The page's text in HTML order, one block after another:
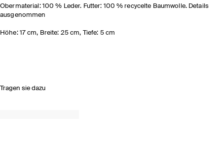
Obermaterial: 100 % Leder. Futter: 100 % recycelte Baumwolle. Details
ausgenommen
Höhe: 17 cm, Breite: 25 cm, Tiefe: 5 cm
Tragen sie dazu